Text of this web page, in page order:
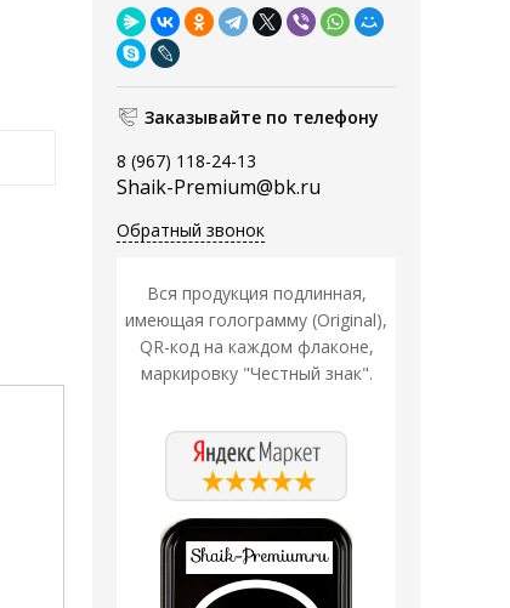
Заказывайте по телефону
8 (967) 118-24-13
Shaik-Premium@bk.ru
Обратный звонок
Вся продукция подлинная,
имеющая голограмму (Original),
QR-код на каждом флаконе,
маркировку "Честный знак".